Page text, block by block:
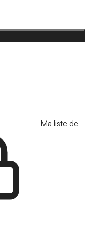
Ma liste de